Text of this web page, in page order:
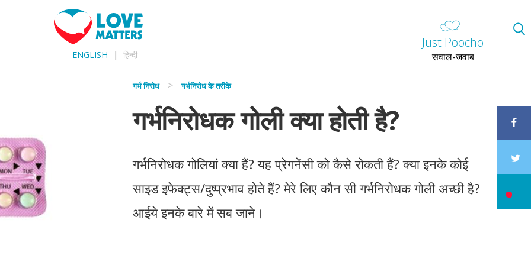
ENGLISH हिन्दी
Just Poocho
सवाल-जवाब
गर्भ निरोध गर्भनिरोध के तरीके
गर्भनिरोधक गोली क्या होती है?
गर्भनिरोधक गोलियां क्या हैं? यह प्रेगनेंसी को कैसे रोकती हैं? क्या इनके कोई
साइड इफेक्ट्स/दुष्प्रभाव होते हैं? मेरे लिए कौन सी गर्भनिरोधक गोली अच्छी है?
आईये इनके बारे में सब जाने।